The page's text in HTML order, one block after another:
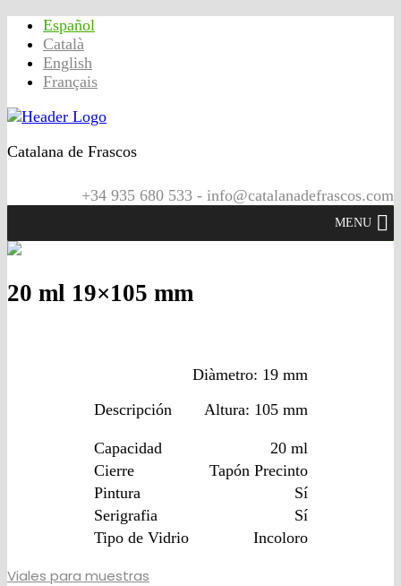
Español
Català
English
Français
Catalana de Frascos
+34 935 680 533 - info@catalanadefrascos.com
MENU
20 ml 19×105 mm
Descripción
Diàmetro: 19 mm
Altura: 105 mm
Capacidad
20 ml
Cierre
Tapón Precinto
Pintura
Sí
Serigrafia
Sí
Tipo de Vidrio
Incoloro
Viales para muestras